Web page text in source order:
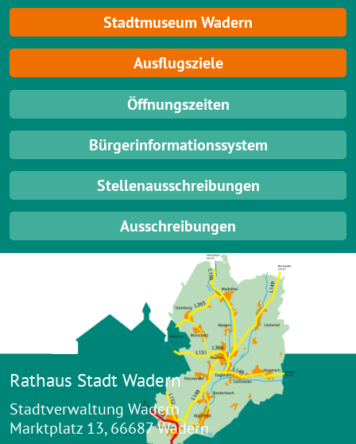
Stadtmuseum Wadern
Ausflugsziele
Öffnungszeiten
Bürgerinformationssystem
Stellenausschreibungen
Ausschreibungen
Rathaus Stadt Wadern
Stadtverwaltung Wadern
Marktplatz 13, 66687 Wadern